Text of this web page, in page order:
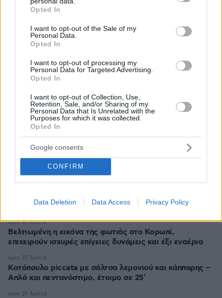
grant or deny consent to Google and its third-party tags to
use your data for below specified purposes in below Google
consent section.
Opted In
I want to opt-out of the Sale of my
Personal Data.
Opted In
I want to opt-out of processing my
Personal Data for Targeted Advertising.
Opted In
I want to opt-out of Collection, Use,
Retention, Sale, and/or Sharing of my
Personal Data that Is Unrelated with the
Purposes for which it was collected.
Opted In
Google consents
CONFIRM
Data Deletion Data Access Privacy Policy
* Υποχρεωτικά πεδία
ΡΟΗ ΕΙΔΗΣΕΩΝ
Ειδήσεις Δημοφιλή Σχολιασμένα
Γιώργος Μασούρας: Από τον Ολυμπιακό στη ΝΕΟΜ ο
διεθνής εξτρέμ
πριν 2 λεπτά
Με βίντεο πριν τον φημολογούμενο τραυματισμό του
Μοτζτάμπα Χαμενεΐ προσπαθεί το Ιράν να πείσει ότι ο
ανώτατος ηγέτης του είναι καλά
πριν 9 λεπτά
Ο Καρέτσας άνοιξε λογαριασμό με τη Ντόρτμουντ με
απίστευτη γκολάρα κόντρα στην Άρσεναλ του Τζόλη,
δείτε βίντεο
πριν 12 λεπτά
Βελτιωμένη η εικόνα της φωτιάς στο Κορωπί,
επιχειρούν ισχυρές επίγειες δυνάμεις και έξι εναέρια
πριν 17 λεπτά
Κοτόπουλο piccata με σάλτσα λεμονιού και κάππαρης –
Απλό και πεντανόστιμο, έτοιμο σε 25′
πριν 21 λεπτά
πριν 21 λεπτά